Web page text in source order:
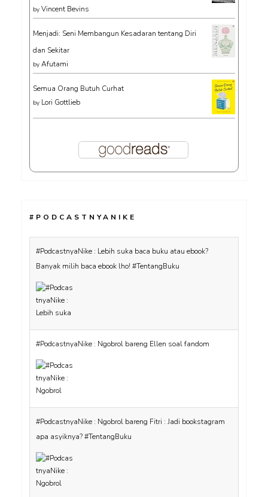
by Vincent Bevins
Menjadi: Seni Membangun Kesadaran tentang Diri
dan Sekitar
by Afutami
Semua Orang Butuh Curhat
by Lori Gottlieb
#PODCASTNYANIKE
#PodcastnyaNike : Lebih suka baca buku atau ebook?
Banyak milih baca ebook lho! #TentangBuku
#PodcastnyaNike : Ngobrol bareng Ellen soal fandom
#PodcastnyaNike : Ngobrol bareng Fitri : Jadi bookstagram
apa asyiknya? #TentangBuku